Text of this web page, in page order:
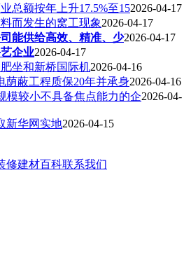
总额按年上升17.5%至152026-04-17
而发生的窝工现象2026-04-17
能供给高效、精准、少2026-04-17
企业2026-04-17
坐和新桥国际机2026-04-16
荫蔽工程质保20年并承身2026-04-16
模较小不具备焦点能力的企2026-04-
新华网实地2026-04-15
修建材百科联系我们